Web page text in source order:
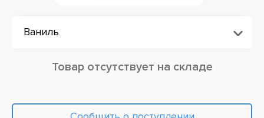
Ваниль
Товар отсутствует на складе